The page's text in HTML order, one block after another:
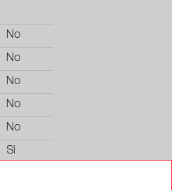
No
No
No
No
No
Si